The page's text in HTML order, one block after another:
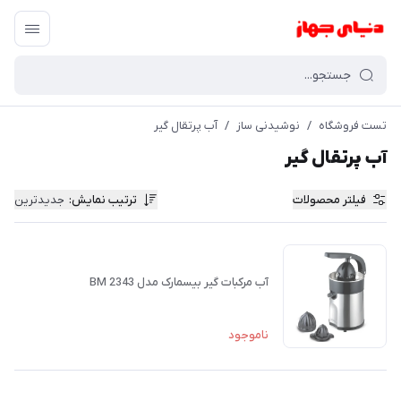
تست فروشگاه / نوشیدنی ساز / آب پرتقال گیر
آب پرتقال گیر
فیلتر محصولات ترتیب نمایش: جدیدترین
آب مرکبات گیر بیسمارک مدل BM 2343
ناموجود